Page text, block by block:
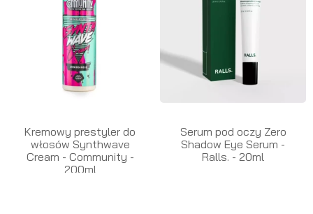
Kremowy prestyler do
włosów Synthwave
Cream - Community -
200ml
Serum pod oczy Zero
Shadow Eye Serum -
Ralls. - 20ml